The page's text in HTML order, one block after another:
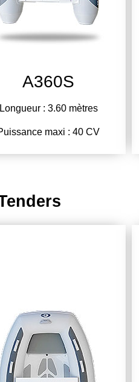
A360S
Longueur : 3.60 mètres
maxi : 40 CV